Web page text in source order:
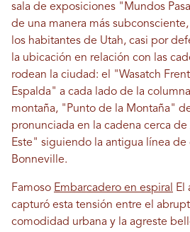
sala de exposiciones "Mundos
de una manera más
los habitantes de Utah, casi por
la ubicación en relación con las
rodean la ciudad: el "Wasatch
Espalda" a cada lado de la
montaña, "Punto de la Montaña"
pronunciada en la cadena cerca
Este" siguiendo la antigua línea de
Bonneville.
Famoso Embarcadero en espiral
El
capturó esta tensión entre el
comodidad urbana y la agreste